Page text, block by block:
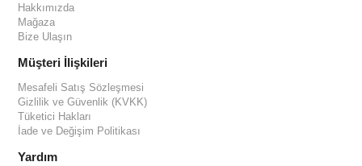
Hakkımızda
Mağaza
Bize Ulaşın
Müşteri İlişkileri
Mesafeli Satış Sözleşmesi
Gizlilik ve Güvenlik (KVKK)
Tüketici Hakları
İade ve Değişim Politikası
Yardım